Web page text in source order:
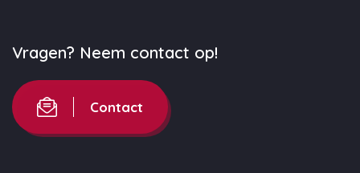
Vragen? Neem contact op!
Contact